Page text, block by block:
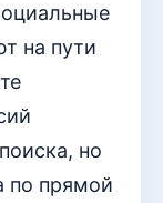
на пути
но
по прямой